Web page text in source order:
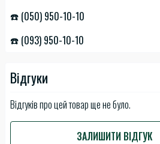
☎️ (050) 950-10-10
☎️ (093) 950-10-10
Відгуки
Відгуків про цей товар ще не було.
ЗАЛИШИТИ ВІДГУК